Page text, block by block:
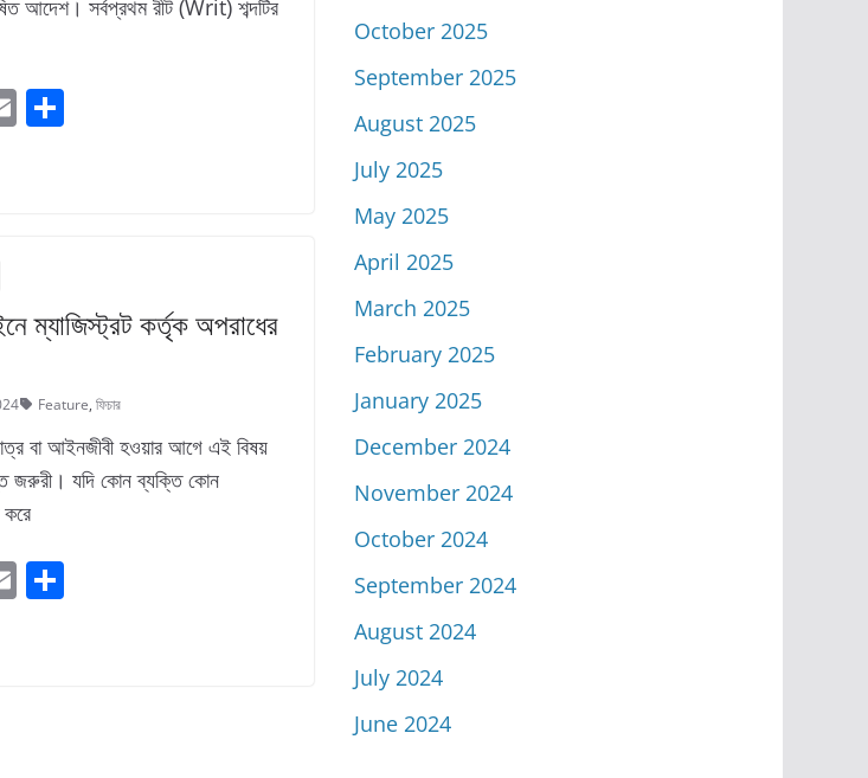
আদেশ। সর্বপ্রথম রীট (Writ) শব্দটির
E
ম্যাজিস্ট্রট কর্তৃক অপরাধের
Feature,ফিচার
বা আইনজীবী হওয়ার আগে এই বিষয়
জরুরী। যদি কোন ব্যক্তি কোন
E
October 2025
September 2025
August 2025
July 2025
May 2025
April 2025
March 2025
February 2025
January 2025
December 2024
November 2024
October 2024
September 2024
August 2024
July 2024
June 2024